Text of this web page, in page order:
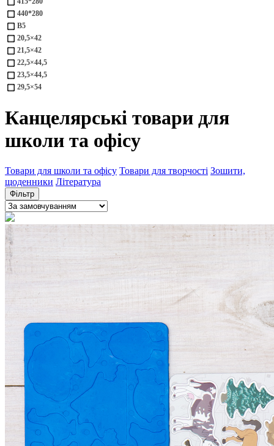
440*280
B5
20,5×42
21,5×42
22,5×44,5
23,5×44,5
29,5×54
Канцелярські товари для
школи та офісу
Товари для школи та офісу Товари для творчості Зошити,
щоденники Література
Фільтр